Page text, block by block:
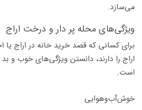
می‌سازد.
ویژگی‌های محله پر دار و درخت اراج
برای کسانی که قصد خرید خانه در اراج یا
اراج را دارند، دانستن ویژگی‌های خوب و
است.
خوش‌آب‌وهوایی